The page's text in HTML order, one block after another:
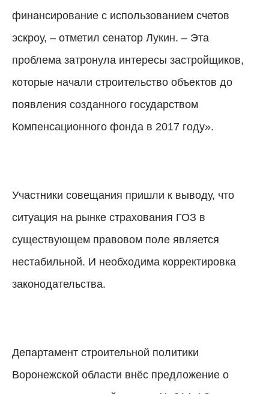
финансирование с использованием счетов
эскроу, – отметил сенатор Лукин. – Эта
проблема затронула интересы застройщиков,
которые начали строительство объектов до
появления созданного государством
Компенсационного фонда в 2017 году».
Участники совещания пришли к выводу, что
ситуация на рынке страхования ГОЗ в
существующем правовом поле является
нестабильной. И необходима корректировка
законодательства.
Департамент строительной политики
Воронежской области внёс предложение о